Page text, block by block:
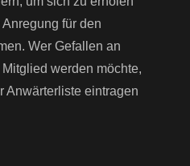
für den
Wer Gefallen an
werden möchte,
Anwärterliste eintragen